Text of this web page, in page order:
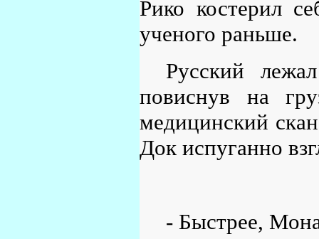
Рико костерил
ученого раньше.
Русский
повиснув на
медицинский
Док испуганно
- Быстрее,